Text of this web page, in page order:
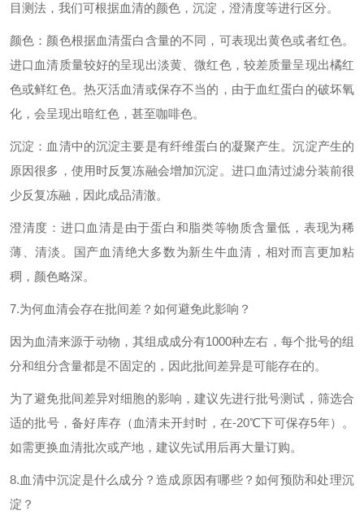
目测法，我们可根据血清的颜色，沉淀，澄清度等进行区分。
颜色：颜色根据血清蛋白含量的不同，可表现出黄色或者红色。
进口血清质量较好的呈现出淡黄、微红色，较差质量呈现出橘红
色或鲜红色。热灭活血清或保存不当的，由于血红蛋白的破坏氧
化，会呈现出暗红色，甚至咖啡色。
沉淀：血清中的沉淀主要是有纤维蛋白的凝聚产生。沉淀产生的
原因很多，使用时反复冻融会增加沉淀。进口血清过滤分装前很
少反复冻融，因此成品清澈。
澄清度：进口血清是由于蛋白和脂类等物质含量低，表现为稀
薄、清淡。国产血清绝大多数为新生牛血清，相对而言更加粘
稠，颜色略深。
7.为何血清会存在批间差？如何避免此影响？
因为血清来源于动物，其组成成分有1000种左右，每个批号的组
分和组分含量都是不固定的，因此批间差异是可能存在的。
为了避免批间差异对细胞的影响，建议先进行批号测试，筛选合
适的批号，备好库存（血清未开封时，在-20℃下可保存5年）。
如需更换血清批次或产地，建议先试用后再大量订购。
8.血清中沉淀是什么成分？造成原因有哪些？如何预防和处理沉
淀？